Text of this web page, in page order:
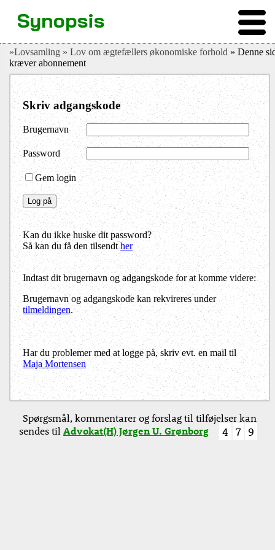
»Lovsamling » Lov om ægtefællers økonomiske forhold » Denne
kræver abonnement
Skriv adgangskode
Brugernavn
Password
Gem login
Kan du ikke huske dit password?
Så kan du få den tilsendther
Indtast dit brugernavn og adgangskode for at komme videre:
Brugernavn og adgangskode kan rekvireres under
tilmeldingen.
Har du problemer med at logge på, skriv evt. en mail til
Maja Mortensen
Synopsis
Spørgsmål, kommentarer og forslag til tilføjelser kan
sendes tilAdvokat(H) Jørgen U. Grønborg 4 7 9